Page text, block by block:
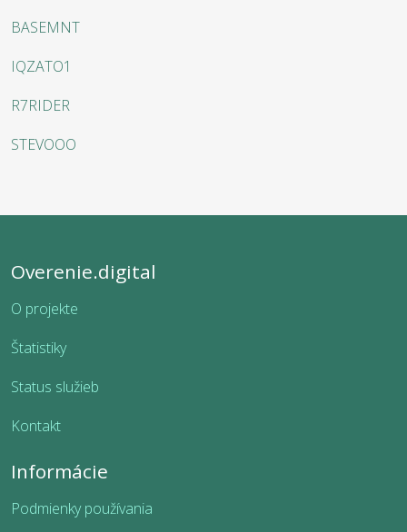
BASEMNT
IQZATO1
R7RIDER
STEVOOO
Overenie.digital
O projekte
Štatistiky
Status služieb
Kontakt
Informácie
Podmienky používania